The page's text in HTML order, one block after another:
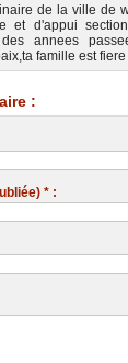
de la ville de
et d'appui
annees
famille est fiere
:
* :